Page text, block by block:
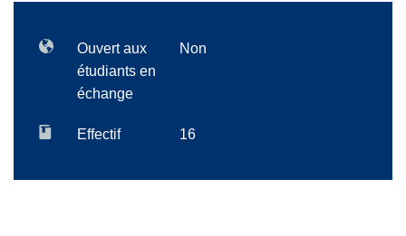
Ouvert aux
étudiants en
échange
Non
Effectif 16